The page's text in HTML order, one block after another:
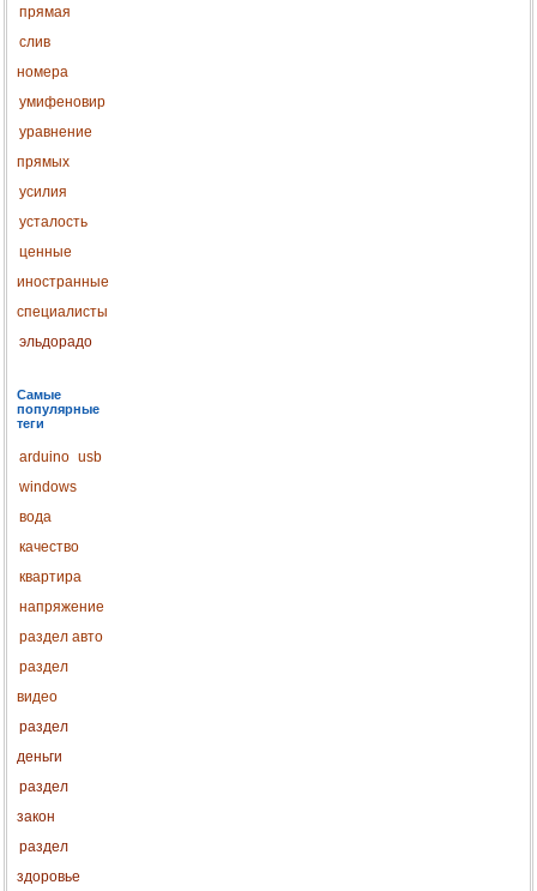
прямая
слив
номера
умифеновир
уравнение
прямых
усилия
усталость
ценные
иностранные
специалисты
эльдорадо
Самые
популярные
теги
arduino usb
windows
вода
качество
квартира
напряжение
раздел авто
раздел
видео
раздел
деньги
раздел
закон
раздел
здоровье